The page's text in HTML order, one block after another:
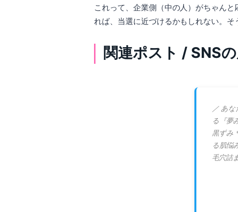
これって、企業側（中の人）がちゃん
れば、当選に近づけるかもしれない。そ
関連ポスト / SNS
／ あ
る『夢
黒ずみ
る肌悩
毛穴詰